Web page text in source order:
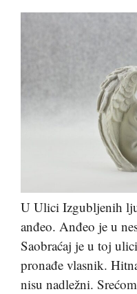
U Ulici Izgubljenih
anđeo. Anđeo je u
Saobraćaj je u toj
pronađe vlasnik.
nisu nadležni.